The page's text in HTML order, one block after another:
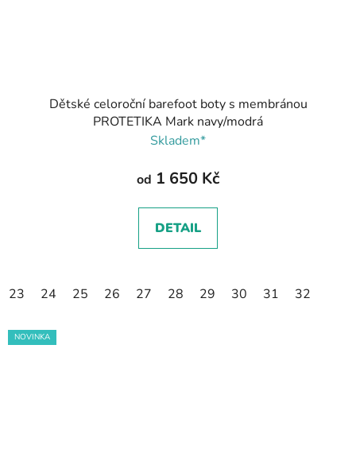
Dětské celoroční barefoot boty s membránou
PROTETIKA Mark navy/modrá
Skladem*
od 1 650 Kč
DETAIL
23 24 25 26 27 28 29 30 31 32
NOVINKA